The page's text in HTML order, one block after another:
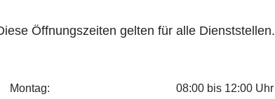
Öffnungszeiten gelten für alle Dienststellen.
Montag: 08:00 bis 12:00 Uhr